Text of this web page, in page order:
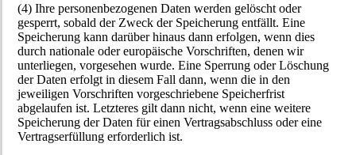
(4) Ihre personenbezogenen Daten werden gelöscht oder
gesperrt, sobald der Zweck der Speicherung entfällt. Eine
Speicherung kann darüber hinaus dann erfolgen, wenn dies
durch nationale oder europäische Vorschriften, denen wir
unterliegen, vorgesehen wurde. Eine Sperrung oder Löschung
der Daten erfolgt in diesem Fall dann, wenn die in den
jeweiligen Vorschriften vorgeschriebene Speicherfrist
abgelaufen ist. Letzteres gilt dann nicht, wenn eine weitere
Speicherung der Daten für einen Vertragsabschluss oder eine
Vertragserfüllung erforderlich ist.